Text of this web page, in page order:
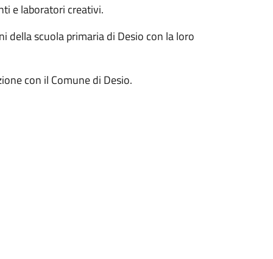
e laboratori creativi.
della scuola primaria di Desio con la loro
con il Comune di Desio.